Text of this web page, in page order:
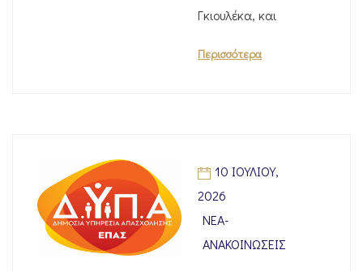
Γκιουλέκα, και
Περισσότερα
10 ΙΟΥΛΊΟΥ,
2026
ΝΈΑ-
ΑΝΑΚΟΙΝΏΣΕΙΣ